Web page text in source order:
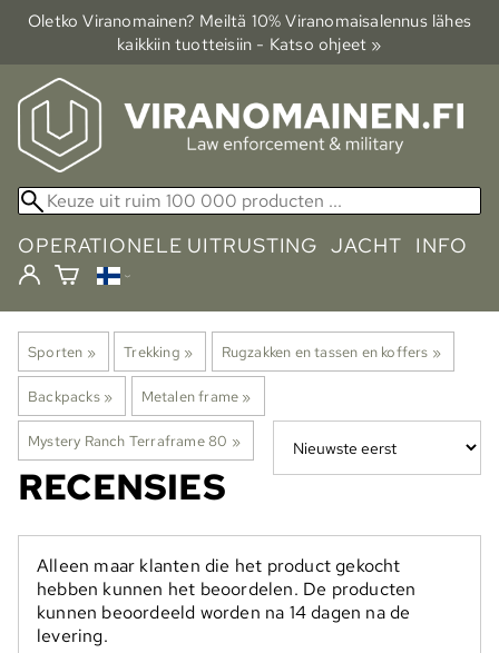
Oletko Viranomainen? Meiltä 10% Viranomais­alennus lähes
kaikkiin tuotteisiin - Katso ohjeet »
OPERATIONELE UITRUSTING JACHT INFO
Sporten ‪» Trekking ‪» Rugzakken en tassen en koffers ‪»
Backpacks ‪» Metalen frame ‪»
Mystery Ranch Terraframe 80 ‪»
RECENSIES
Alleen maar klanten die het product gekocht
hebben kunnen het beoordelen. De producten
kunnen beoordeeld worden na 14 dagen na de
levering.